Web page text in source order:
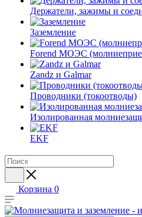
Держатели, зажимы и
Заземление
Forend МОЭС
Zandz и Galmar
Проводники (токоотводы)
Изолированная
EKF
Корзина 0